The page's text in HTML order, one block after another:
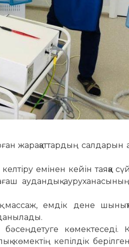
жарақаттардың салдарын
емінен кейін таяққа
аудандық
емдік дене
көмектеседі.
көмектің кепілдік